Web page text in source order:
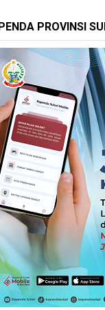
PROVINSI